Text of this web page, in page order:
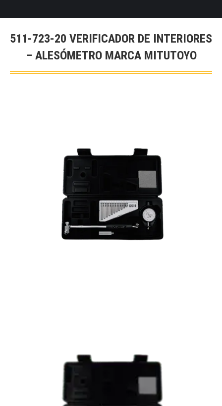
511-723-20 VERIFICADOR DE INTERIORES
– ALESÓMETRO MARCA MITUTOYO